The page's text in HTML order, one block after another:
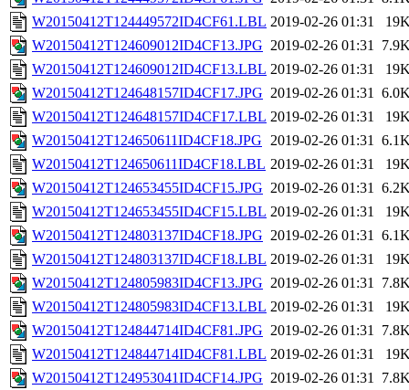
W20150412T124449572ID4CF61.LBL 2019-02-26 01:31
W20150412T124609012ID4CF13.JPG 2019-02-26 01:31
W20150412T124609012ID4CF13.LBL 2019-02-26 01:31
W20150412T124648157ID4CF17.JPG 2019-02-26 01:31
W20150412T124648157ID4CF17.LBL 2019-02-26 01:31
W20150412T124650611ID4CF18.JPG 2019-02-26 01:31
W20150412T124650611ID4CF18.LBL 2019-02-26 01:31
W20150412T124653455ID4CF15.JPG 2019-02-26 01:31
W20150412T124653455ID4CF15.LBL 2019-02-26 01:31
W20150412T124803137ID4CF18.JPG 2019-02-26 01:31
W20150412T124803137ID4CF18.LBL 2019-02-26 01:31
W20150412T124805983ID4CF13.JPG 2019-02-26 01:31
W20150412T124805983ID4CF13.LBL 2019-02-26 01:31
W20150412T124844714ID4CF81.JPG 2019-02-26 01:31
W20150412T124844714ID4CF81.LBL 2019-02-26 01:31
W20150412T124953041ID4CF14.JPG 2019-02-26 01:31